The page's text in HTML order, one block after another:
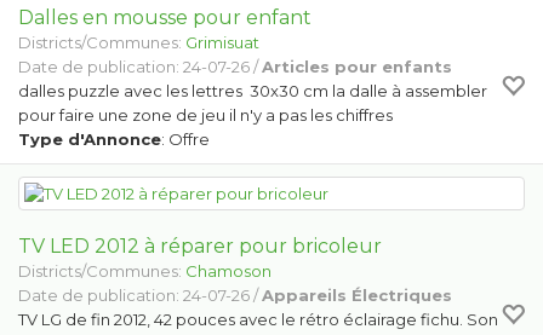
Dalles en mousse pour enfant
Districts/Communes: Grimisuat
Date de publication: 24-07-26 /Articles pour enfants
dalles puzzle avec les lettres 30x30 cm la dalle à assembler
pour faire une zone de jeu il n'y a pas les chiffres
Type d'Annonce: Offre
TV LED 2012 à réparer pour bricoleur
Districts/Communes: Chamoson
Date de publication: 24-07-26 /Appareils Électriques
TV LG de fin 2012, 42 pouces avec le rétro éclairage fichu. Son